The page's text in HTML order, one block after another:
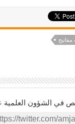
الشؤون العلمية عضو